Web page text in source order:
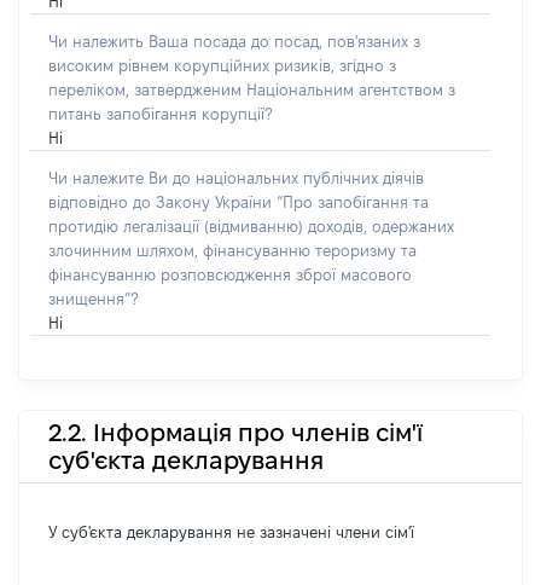
Чи належить Ваша посада до посад, пов'язаних з
високим рівнем корупційних ризиків, згідно з
переліком, затвердженим Національним агентством з
питань запобігання корупції?
Ні
Чи належите Ви до національних публічних діячів
відповідно до Закону України “Про запобігання та
протидію легалізації (відмиванню) доходів, одержаних
злочинним шляхом, фінансуванню тероризму та
фінансуванню розповсюдження зброї масового
знищення”?
Ні
2.2. Інформація про членів сім'ї
суб'єкта декларування
У суб'єкта декларування не зазначені члени сім'ї